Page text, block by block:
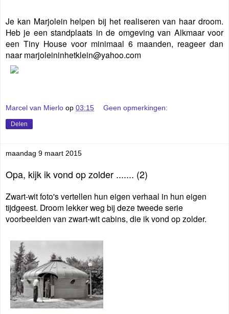
Je kan Marjolein helpen bij het realiseren van haar droom.
Heb je een standplaats in de omgeving van Alkmaar voor
een Tiny House voor minimaal 6 maanden, reageer dan
naar marjoleininhetklein@yahoo.com
Marcel van Mierlo op 03:15 Geen opmerkingen:
Delen
maandag 9 maart 2015
Opa, kijk ik vond op zolder ....... (2)
Zwart-wit foto's vertellen hun eigen verhaal in hun eigen
tijdgeest. Droom lekker weg bij deze tweede serie
voorbeelden van zwart-wit cabins, die ik vond op zolder.